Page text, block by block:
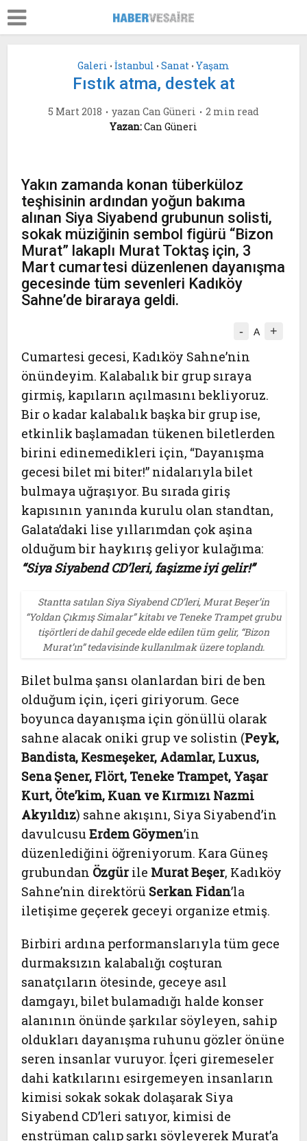
Galeri • İstanbul • Sanat • Yaşam
Fıstık atma, destek at
5 Mart 2018 yazan Can Güneri
2 min read
Yazan:Can Güneri
Yakın zamanda konan tüberküloz
teşhisinin ardından yoğun bakıma
alınan Siya Siyabend grubunun solisti,
sokak müziğinin sembol figürü “Bizon
Murat” lakaplı Murat Toktaş için, 3
Mart cumartesi düzenlenen dayanışma
gecesinde tüm sevenleri Kadıköy
Sahne’de biraraya geldi.
- A +
Cumartesi gecesi, Kadıköy Sahne’nin
önündeyim. Kalabalık bir grup sıraya
girmiş, kapıların açılmasını bekliyoruz.
Bir o kadar kalabalık başka bir grup ise,
etkinlik başlamadan tükenen biletlerden
birini edinemedikleri için, “Dayanışma
gecesi bilet mi biter!” nidalarıyla bilet
bulmaya uğraşıyor. Bu sırada giriş
kapısının yanında kurulu olan standtan,
Galata’daki lise yıllarımdan çok aşina
olduğum bir haykırış geliyor kulağıma:
“Siya Siyabend CD’leri, faşizme iyi gelir!”
Stantta satılan Siya Siyabend CD’leri, Murat Beşer’in
“Yoldan Çıkmış Simalar” kitabı ve Teneke Trampet grubu
tişörtleri de dahil gecede elde edilen tüm gelir, “Bizon
Murat’ın” tedavisinde kullanılmak üzere toplandı.
Bilet bulma şansı olanlardan biri de ben
olduğum için, içeri giriyorum. Gece
boyunca dayanışma için gönüllü olarak
sahne alacak oniki grup ve solistin (Peyk,
Bandista, Kesmeşeker, Adamlar, Luxus,
Sena Şener, Flört, Teneke Trampet, Yaşar
Kurt, Öte’kim, Kuan ve Kırmızı Nazmi
Akyıldız) sahne akışını, Siya Siyabend’in
davulcusuErdem Göymen’in
düzenlediğini öğreniyorum. Kara Güneş
grubundan Özgürile Murat Beşer, Kadıköy
Sahne’nin direktörü Serkan Fidan’la
iletişime geçerek geceyi organize etmiş.
Birbiri ardına performanslarıyla tüm gece
durmaksızın kalabalığı coşturan
sanatçıların ötesinde, geceye asıl
damgayı, bilet bulamadığı halde konser
alanının önünde şarkılar söyleyen, sahip
oldukları dayanışma ruhunu gözler önüne
seren insanlar vuruyor. İçeri giremeseler
dahi katkılarını esirgemeyen insanların
kimisi sokak sokak dolaşarak Siya
Siyabend CD’leri satıyor, kimisi de
enstrüman çalıp şarkı söyleyerek Murat’a